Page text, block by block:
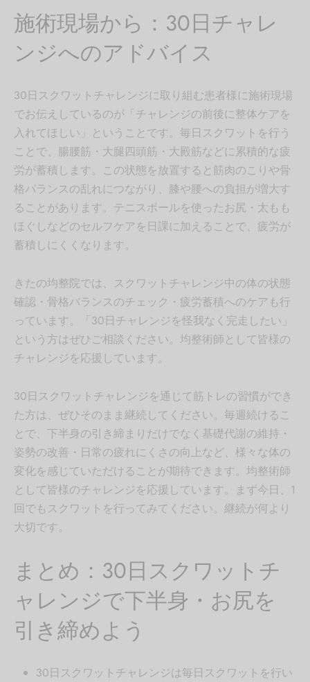
施術現場から：30日チャレ
ンジへのアドバイス
30日スクワットチャレンジに取り組む患者様に施術現場
でお伝えしているのが「チャレンジの前後に整体ケアを
入れてほしい」ということです。毎日スクワットを行う
ことで、腸腰筋・大腿四頭筋・大殿筋などに累積的な疲
労が蓄積します。この状態を放置すると筋肉のこりや骨
格バランスの乱れにつながり、膝や腰への負担が増大す
ることがあります。テニスボールを使ったお尻・太もも
ほぐしなどのセルフケアを日課に加えることで、疲労が
蓄積しにくくなります。
きたの均整院では、スクワットチャレンジ中の体の状態
確認・骨格バランスのチェック・疲労蓄積へのケアも行
っています。「30日チャレンジを怪我なく完走したい」
という方はぜひご相談ください。均整術師として皆様の
チャレンジを応援しています。
30日スクワットチャレンジを通じて筋トレの習慣ができ
た方は、ぜひそのまま継続してください。毎週続けるこ
とで、下半身の引き締まりだけでなく基礎代謝の維持・
姿勢の改善・日常の疲れにくさの向上など、様々な体の
変化を感じていただけることが期待できます。均整術師
として皆様のチャレンジを応援しています。まず今日、1
回でもスクワットを行ってみてください。継続が何より
大切です。
まとめ：30日スクワットチ
ャレンジで下半身・お尻を
引き締めよう
30日スクワットチャレンジは毎日スクワットを行い